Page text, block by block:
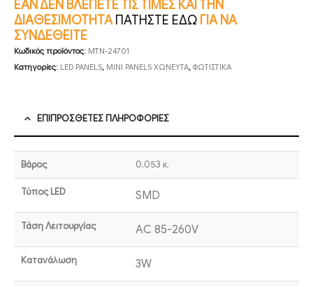
ΕΑΝ ΔΕΝ ΒΛΕΠΕΤΕ ΤΙΣ ΤΙΜΕΣ ΚΑΙ ΤΗΝ
ΔΙΑΘΕΣΙΜΟΤΗΤΑ ΠΑΤΗΣΤΕ ΕΔΩ ΓΙΑ ΝΑ
ΣΥΝΔΕΘΕΙΤΕ
Κωδικός προϊόντος: MTN-24701
Κατηγορίες: LED PANELS, MINI PANELS ΧΩΝΕΥΤΑ, ΦΩΤΙΣΤΙΚΑ
ΕΠΙΠΡΌΣΘΕΤΕΣ ΠΛΗΡΟΦΟΡΊΕΣ
Βάρος 0,053 κ.
Τύπος LED SMD
Τάση Λειτουργίας AC 85-260V
Κατανάλωση 3W